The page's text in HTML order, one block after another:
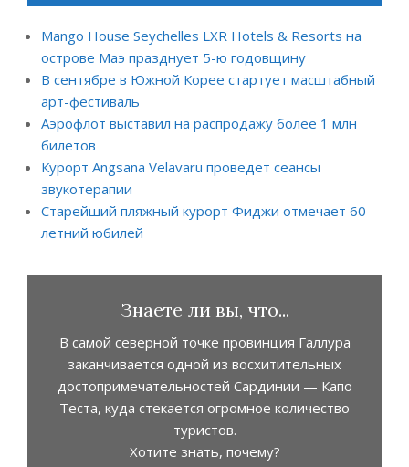
Mango House Seychelles LXR Hotels & Resorts на
острове Маэ празднует 5-ю годовщину
В сентябре в Южной Корее стартует масштабный
арт-фестиваль
Аэрофлот выставил на распродажу более 1 млн
билетов
Курорт Angsana Velavaru проведет сеансы
звукотерапии
Старейший пляжный курорт Фиджи отмечает 60-
летний юбилей
Знаете ли вы, что...
В самой северной точке провинция Галлура
заканчивается одной из восхитительных
достопримечательностей Сардинии — Капо
Теста, куда стекается огромное количество
туристов.
Хотите знать, почему?